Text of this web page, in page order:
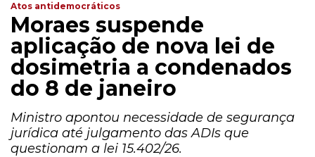
Atos antidemocráticos
Moraes suspende
aplicação de nova lei de
dosimetria a condenados
do 8 de janeiro
Ministro apontou necessidade de segurança
jurídica até julgamento das ADIs que
questionam a lei 15.402/26.